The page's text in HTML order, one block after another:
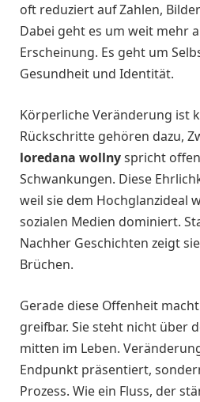
oft reduziert auf Zahlen,
Dabei geht es um weit mehr
Erscheinung. Es geht um
Gesundheit und Identität.
Körperliche Veränderung ist
Rückschritte gehören dazu,
loredana wollnyspricht
Schwankungen. Diese
weil sie dem Hochglanzideal
sozialen Medien dominiert.
Nachher Geschichten zeigt
Brüchen.
Gerade diese Offenheit
greifbar. Sie steht nicht über
mitten im Leben.
Endpunkt präsentiert,
Prozess. Wie ein Fluss, der